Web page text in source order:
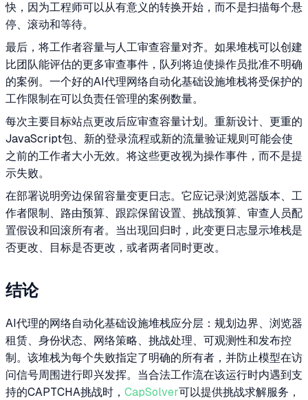
快，因为工程师可以从有意义的转换开始，而不是扫描每个悬
停、滚动和等待。
最后，将工作者容量与人工审查容量对齐。如果堆栈可以创建
比团队能评估的更多审查事件，队列将迫使操作员批准不明确
的案例。一个好的AI代理网络自动化基础设施堆栈将受保护的
工作限制在可以负责任管理的案例数量。
每次主要目标站点更改后应审查容量计划。重新设计、更重的
JavaScript包、新的登录流程或新的流量验证规则可能会使
之前的工作者大小无效。将这些更改视为操作事件，而不是提
示失败。
在部署说明旁边保留容量变更日志。它应记录浏览器版本、工
作者限制、路由预算、跟踪保留设置、挑战预算、审查人员配
置假设和回滚所有者。当出现回归时，此变更日志显示堆栈是
否更改、目标是否更改，或者两者同时更改。
结论
AI代理的网络自动化基础设施堆栈应分层：规划边界、浏览器
租赁、身份状态、网络策略、挑战处理、可观测性和发布控
制。该堆栈为每个失败指定了明确的所有者，并防止模型在访
问信号周围进行即兴发挥。当合法工作流在该运行时内遇到支
持的CAPTCHA挑战时， CapSolver可以提供挑战求解服务，